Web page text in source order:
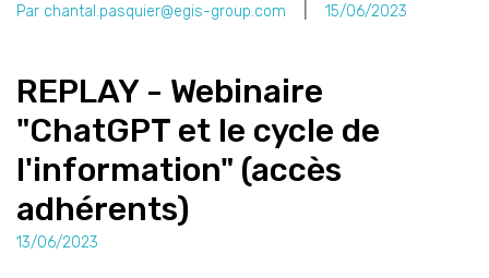
Par chantal.pasquier@egis-group.com 15/06/2023
REPLAY - Webinaire
"ChatGPT et le cycle de
l'information" (accès
adhérents)
13/06/2023